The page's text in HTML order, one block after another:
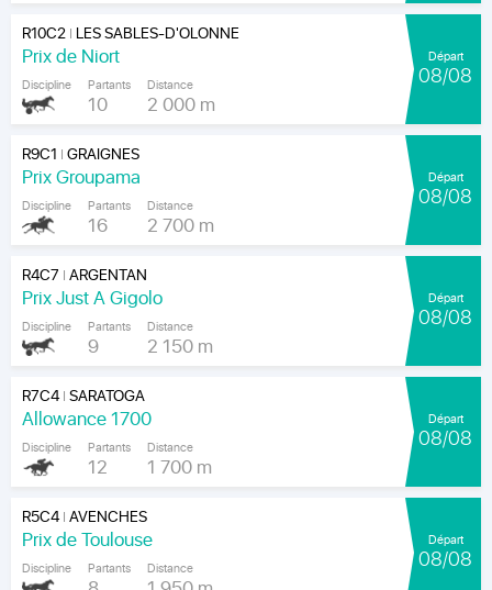
R10C2| LES SABLES-D'OLONNE
Prix de Niort
Discipline Partants
10
Distance
2 000 m
Départ
08/08
R9C1 |GRAIGNES
Prix Groupama
Discipline Partants
16
Distance
2 700 m
Départ
08/08
R4C7 |ARGENTAN
Prix Just A Gigolo
Discipline Partants
9
Distance
2 150 m
Départ
08/08
R7C4|SARATOGA
Allowance 1700
Discipline Partants
12
Distance
1 700 m
Départ
08/08
R5C4|AVENCHES
Prix de Toulouse
Discipline Partants Distance
Départ
08/08